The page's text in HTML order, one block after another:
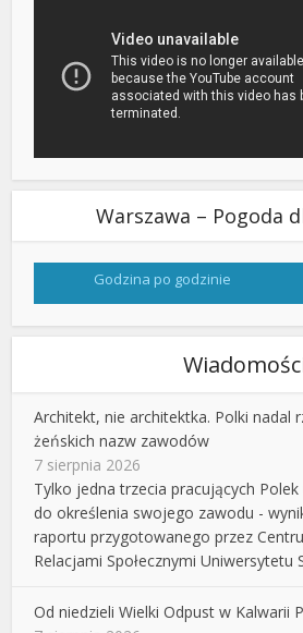
Warszawa – Pogoda
Godzina po godzinie
Architekt, nie architektka. Polki nadal
żeńskich nazw zawodów
7 sierpnia 2026
Tylko jedna trzecia pracujących
do określenia swojego zawodu -
raportu przygotowanego przez
Relacjami Społecznymi Uniwersytetu
Od niedzieli Wielki Odpust w Kalwarii